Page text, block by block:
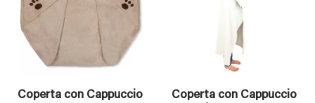
Coperta con Cappuccio
Coperta con Cappuccio